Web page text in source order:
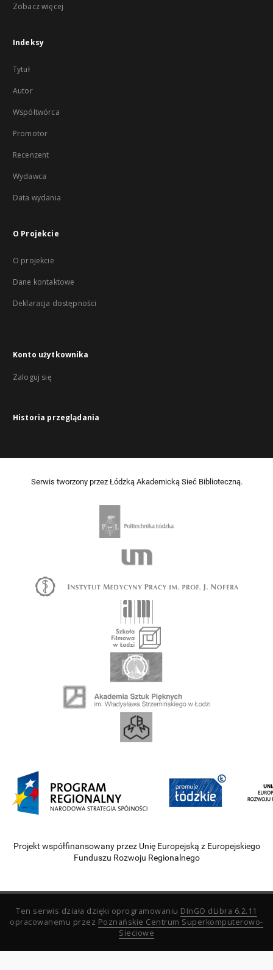
Zobacz więcej
Indeksy
Tytuł
Autor
Współtwórca
Promotor
Recenzent
Wydawca
Data wydania
O Projekcie
O projekcie
Dane kontaktowe
Deklaracja dostępności
Konto użytkownika
Zaloguj się
Historia przeglądania
Serwis tworzony przez Łódzką Akademicką Sieć Biblioteczną.
Projekt współfinansowany przez Unię Europejską z Europejskiego
Funduszu Rozwoju Regionalnego
Ten serwis działa dzięki oprogramowaniu DInGO dLibra 6.2.11
opracowanemu przez Poznańskie Centrum Superkomputerowo-
Sieciowe